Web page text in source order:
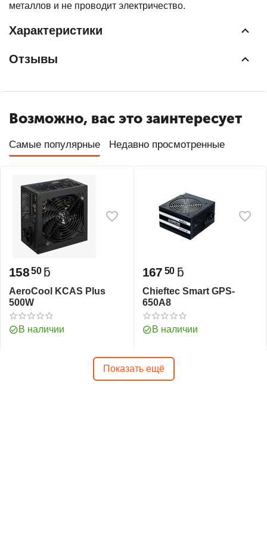
металлов и не проводит электричество.
Характеристики
Отзывы
Возможно, вас это заинтересует
Самые популярные Недавно просмотренные
158 50 ƃ
AeroCool KCAS Plus
500W
В наличии
167 50 ƃ
Chieftec Smart GPS-
650A8
В наличии
Показать ещё